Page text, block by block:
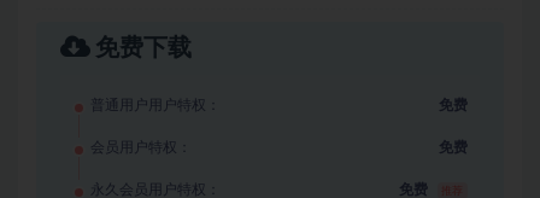
免费下载
普通用户用户特权： 免费
会员用户特权： 免费
永久会员用户特权： 免费